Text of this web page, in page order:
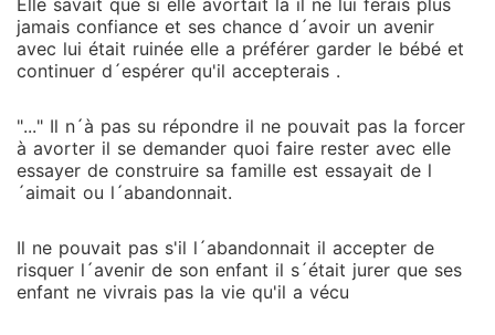
Elle savait que si elle avortait la il ne lui ferais plus
jamais confiance et ses chance d´avoir un avenir
avec lui était ruinée elle a préférer garder le bébé et
continuer d´espérer qu'il accepterais .
"..." Il n´à pas su répondre il ne pouvait pas la forcer
à avorter il se demander quoi faire rester avec elle
essayer de construire sa famille est essayait de l
´aimait ou l´abandonnait.
Il ne pouvait pas s'il l´abandonnait il accepter de
risquer l´avenir de son enfant il s´était jurer que ses
enfant ne vivrais pas la vie qu'il a vécu